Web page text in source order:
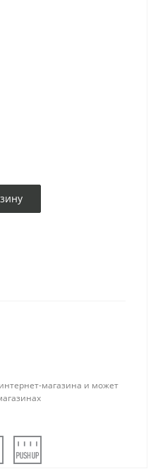
магазина и может